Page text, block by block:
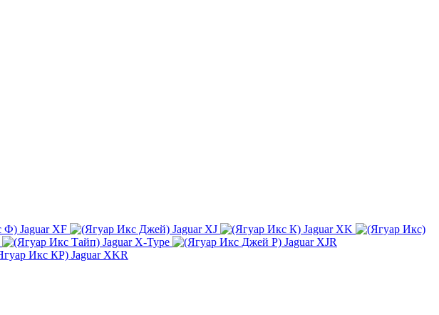
Jaguar XF Jaguar XJ
Jaguar XK
Jaguar X-Type
Jaguar XJR
Jaguar XKR